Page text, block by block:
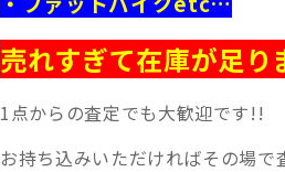
売れすぎて在庫が足
1点からの査定でも大歓迎です!!
お持ち込みいただければその場